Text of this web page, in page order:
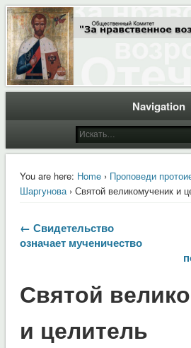
Moral.Ru
Общественный Комитет "За нравственное
Navigation
You are here: Home› Проповеди
Шаргунова› Святой великомученик и
← Свидетельство
означает мученичество
Святой
и целитель